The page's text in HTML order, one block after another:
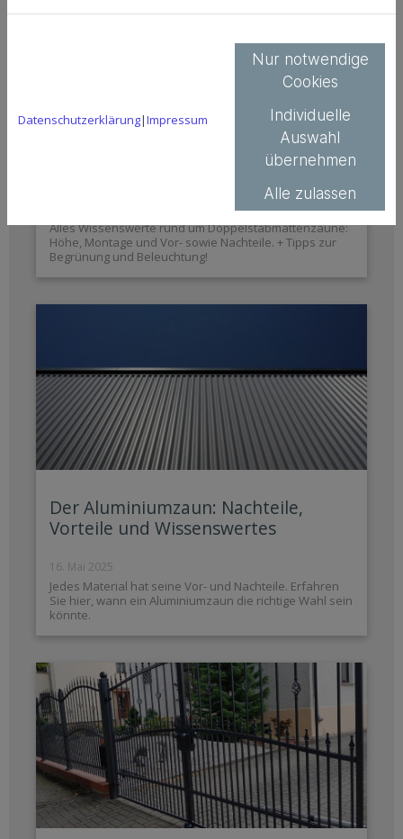
Der Doppelstabmattenzaun: Höhe,
Vorteile, Sichtschutzstreifen & Tipps
Alles Wissenswerte rund um Doppelstabmattenzäune:
Höhe, Montage und Vor- sowie Nachteile. + Tipps zur
Begrünung und Beleuchtung!
Der Aluminiumzaun: Nachteile,
Vorteile und Wissenswertes
16. Mai 2025
Jedes Material hat seine Vor- und Nachteile. Erfahren
Sie hier, wann ein Aluminiumzaun die richtige Wahl sein
könnte.
Datenschutzerklärung|Impressum
Nur notwendige
Cookies
Individuelle
Auswahl
übernehmen
Alle zulassen